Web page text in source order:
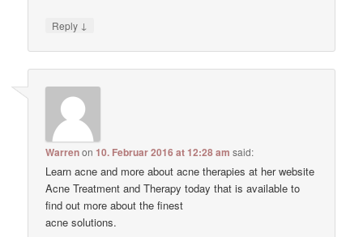
Reply ↓
Warrenon10. Februar 2016 at 12:28 am said:
Learn acne and more about acne therapies at her website
Acne Treatment and Therapy today that is available to
find out more about the finest
acne solutions.